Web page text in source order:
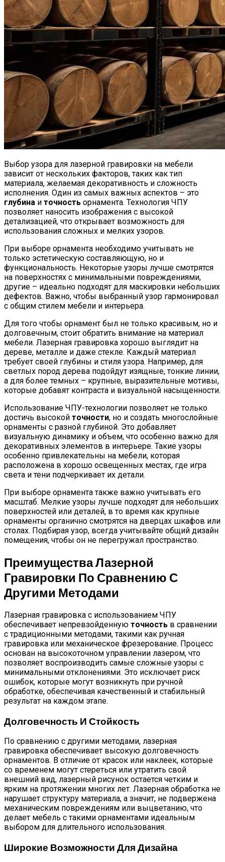
Выбор узора для лазерной гравировки на мебели
зависит от нескольких факторов, таких как тип
материала, желаемая декоративность и сложность
исполнения. Один из самых важных аспектов – это
глубина и точность орнамента. Технология ЧПУ
позволяет наносить изображения с высокой
детализацией, что открывает возможность для
использования сложных и мелких узоров.
При выборе орнамента необходимо учитывать не
только эстетическую составляющую, но и
функциональность. Некоторые узоры лучше смотрятся
на поверхностях с минимальными повреждениями,
другие – идеально подходят для маскировки небольших
дефектов. Важно, чтобы выбранный узор гармонировал
с общим стилем мебели и интерьера.
Для того чтобы орнамент был не только красивым, но и
долговечным, стоит обратить внимание на материал
мебели. Лазерная гравировка хорошо выглядит на
дереве, металле и даже стекле. Каждый материал
требует своей глубины и стиля узора. Например, для
светлых пород дерева подойдут изящные, тонкие линии,
а для более темных – крупные, выразительные мотивы,
которые добавят контраста и визуальной насыщенности.
Использование ЧПУ-технологии позволяет не только
достичь высокой точности, но и создать многослойные
орнаменты с разной глубиной. Это добавляет
визуальную динамику и объем, что особенно важно для
декоративных элементов в интерьере. Такие узоры
особенно привлекательны на мебели, которая
расположена в хорошо освещенных местах, где игра
света и тени подчеркивает их детали.
При выборе орнамента также важно учитывать его
масштаб. Мелкие узоры лучше подходят для небольших
поверхностей или деталей, в то время как крупные
орнаменты органично смотрятся на дверцах шкафов или
столах. Подбирая узор, всегда учитывайте общий дизайн
помещения, чтобы он не перегружал пространство.
Преимущества Лазерной
Гравировки По Сравнению С
Другими Методами
Лазерная гравировка с использованием ЧПУ
обеспечивает непревзойденную точность в сравнении
с традиционными методами, такими как ручная
гравировка или механическое фрезерование. Процесс
основан на высокоточном управлении лазером, что
позволяет воспроизводить самые сложные узоры с
минимальными отклонениями. Это исключает риск
ошибок, которые могут возникнуть при ручной
обработке, обеспечивая качественный и стабильный
результат на каждом этапе.
Долговечность И Стойкость
По сравнению с другими методами, лазерная
гравировка обеспечивает высокую долговечность
орнаментов. В отличие от красок или наклеек, которые
со временем могут стереться или утратить свой
внешний вид, лазерный рисунок остается четким и
ярким на протяжении многих лет. Лазерная обработка не
нарушает структуру материала, а значит, не подвержена
механическим повреждениям или выцветанию, что
делает мебель с такими орнаментами идеальным
выбором для длительного использования.
Широкие Возможности Для Дизайна